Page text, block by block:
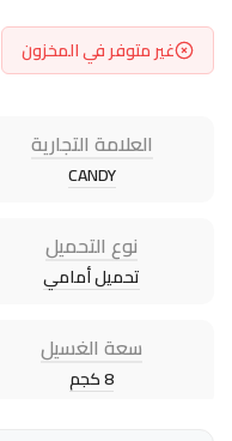
غير متوفر في المخزون
العلامة التجارية
CANDY
نوع التحميل
تحميل أمامي
سعة الغسيل
8 كجم